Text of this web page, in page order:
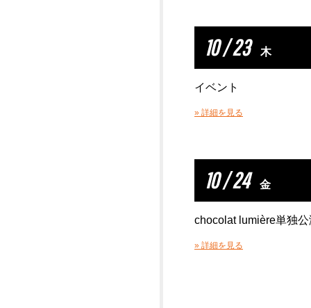
10 / 23 木
イベント
» 詳細を見る
10 / 24 金
chocolat lumière単独
» 詳細を見る